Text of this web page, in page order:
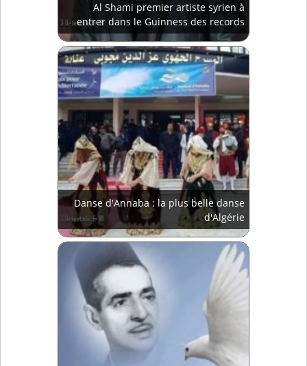
Al Shami premier artiste syrien à
entrer dans le Guinness des records
Danse d'Annaba : la plus belle danse
d'Algérie